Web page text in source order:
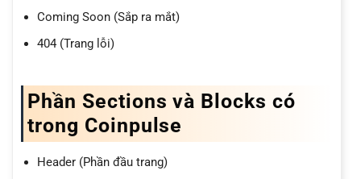
Coming Soon (Sắp ra mắt)
404 (Trang lỗi)
Phần Sections và Blocks có
trong Coinpulse
Header (Phần đầu trang)